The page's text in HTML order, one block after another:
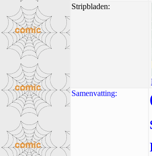
Stripbladen:
Samenvatting: